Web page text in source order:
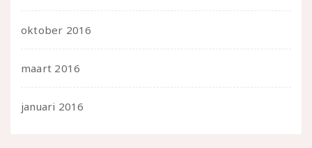
oktober 2016
maart 2016
januari 2016